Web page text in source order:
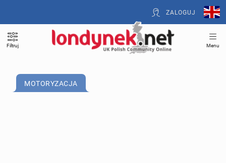
ZALOGUJ
Filtruj Menu
MOTORYZACJA